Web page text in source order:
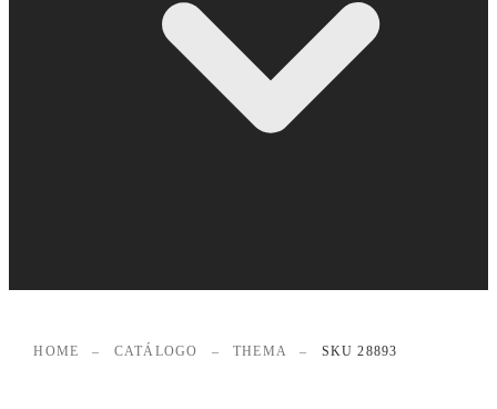
HOME – CATÁLOGO – THEMA – SKU 28893